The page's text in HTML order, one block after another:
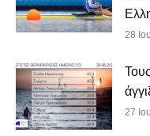
28
27